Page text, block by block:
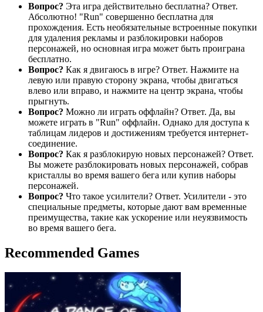
Вопрос? Эта игра действительно бесплатна? Ответ.
Абсолютно! "Run" совершенно бесплатна для
прохождения. Есть необязательные встроенные покупки
для удаления рекламы и разблокировки наборов
персонажей, но основная игра может быть проиграна
бесплатно.
Вопрос? Как я двигаюсь в игре? Ответ. Нажмите на
левую или правую сторону экрана, чтобы двигаться
влево или вправо, и нажмите на центр экрана, чтобы
прыгнуть.
Вопрос? Можно ли играть оффлайн? Ответ. Да, вы
можете играть в "Run" оффлайн. Однако для доступа к
таблицам лидеров и достижениям требуется интернет-
соединение.
Вопрос? Как я разблокирую новых персонажей? Ответ.
Вы можете разблокировать новых персонажей, собрав
кристаллы во время вашего бега или купив наборы
персонажей.
Вопрос? Что такое усилители? Ответ. Усилители - это
специальные предметы, которые дают вам временные
преимущества, такие как ускорение или неуязвимость
во время вашего бега.
Recommended Games